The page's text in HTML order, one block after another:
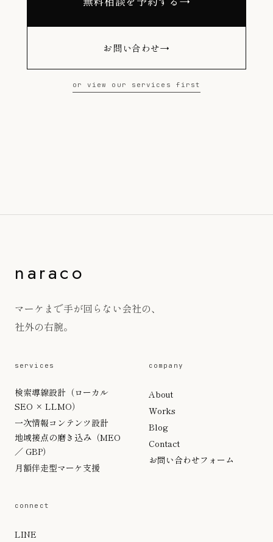
お問い合わせ→
or view our services first
naraco
マーケまで手が回らない会社の、
社外の右腕。
services
検索導線設計（ローカル
SEO × LLMO）
一次情報コンテンツ設計
地域接点の磨き込み（MEO
／ GBP）
月額伴走型マーケ支援
company
About
Works
Blog
Contact
お問い合わせフォーム
connect
LINE